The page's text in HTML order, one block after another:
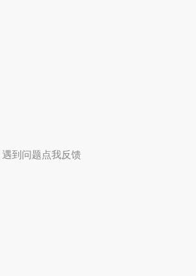
遇到问题点我反馈